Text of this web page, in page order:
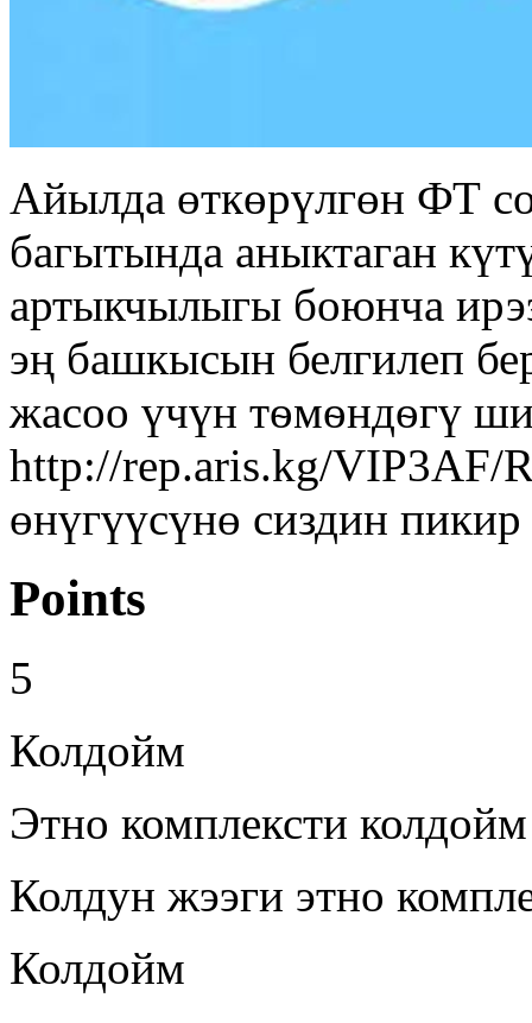
Айылда өткөрүлгөн ФТ
багытында аныктаган
артыкчылыгы боюнча
эң башкысын белгилеп
жасоо үчүн тѳмѳндѳгү
http://rep.aris.kg/VIP3AF/
өнүгүүсүнө сиздин
Points
5
Колдойм
Этно комплексти колдойм
Колдун жээги этно
Колдойм